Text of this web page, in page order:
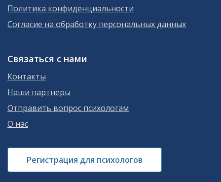
Политика конфиденциальности
Согласие на обработку персональных данных
Связаться с нами
Контакты
Наши партнеры
Отправить вопрос психологам
О нас
Регистрация для психологов